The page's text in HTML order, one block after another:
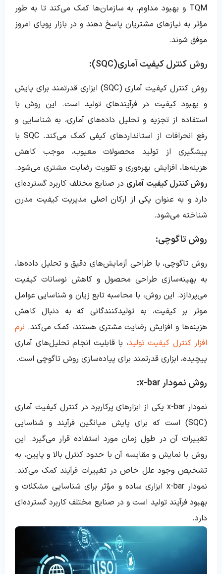
TQM و بهبود مداوم، به سازمان‌ها کمک می‌کند تا به طور
مؤثر به نیازهای مشتریان پاسخ دهند و در بازار پویای امروز
موفق شوند.
روش کنترل کیفیت آماری(SQC):
روش کنترل کیفیت آماری (SQC) ابزاری قدرتمند برای پایش
و بهبود کیفیت در فرآیندهای تولید است. این روش با
استفاده از تجزیه و تحلیل داده‌های آماری، به شناسایی و
رفع انحرافات از استانداردهای کیفی کمک می‌کند. SQC با
پیشگیری از تولید محصولات معیوب، موجب کاهش
هزینه‌ها، افزایش بهره‌وری و تقویت رضایت مشتری می‌شود.
روش کنترل کیفیت آماری در صنایع مختلف کاربرد گسترده‌ای
دارد و به عنوان یکی از ارکان اصلی مدیریت کیفیت مدرن
شناخته می‌شود.
روش تاگوچی:
روش تاگوچی، با طراحی آزمایش‌های دقیق و تحلیل داده‌ها،
به بهینه‌سازی طراحی محصول و کاهش نوسانات کیفیت
می‌پردازد. این روش، با محاسبه تابع زیان و شناسایی عوامل
موثر بر کیفیت، به تولیدکنندگانی که به دنبال کاهش
هزینه‌ها و افزایش رضایت مشتری هستند، کمک می‌کند. نرم
افزار کنترل کیفیت تولید، با قابلیت انجام تحلیل‌های آماری
پیچیده، ابزاری قدرتمند برای پیاده‌سازی روش تاگوچی است.
روش نمودار x-bar:
نمودار x-bar یکی از ابزارهای پرکاربرد در کنترل کیفیت آماری
(SQC) است که برای پایش میانگین فرآیند و شناسایی
تغییرات آن در طول زمان مورد استفاده قرار می‌گیرد. این
روش با نمایش و مقایسه آن با حدود کنترل بالا و پایین، به
تشخیص وجود علل خاص در تغییرات فرآیند کمک می‌کند.
نمودار x-bar ابزاری ساده و مؤثر برای شناسایی مشکلات و
بهبود فرآیند تولید است و در صنایع مختلف کاربرد گسترده‌ای
دارد.